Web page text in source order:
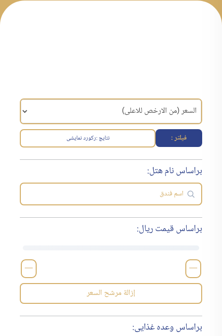
فیلتر : نتایج :رکورد نمایشی
براساس نام هتل:
براساس قیمت ریال:
—
—
إزالة مرشح السعر
براساس وعده غذایی: